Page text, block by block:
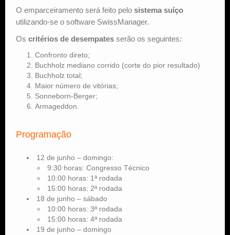
O emparceiramento será feito pelo sistema suíço
utilizando-se o software SwissManager.
Os critérios de desempates serão os seguintes:
Confronto direto;
Buchholz mediano corrido (corte do pior resultado)
Buchholz total;
Maior número de vitórias;
Sonneborn-Berger;
Armageddon.
Programação
12 de junho – domingo:
9:30 horas: Congresso Técnico
10:00 horas: 1ª rodada
15:00 horas: 2ª rodada
18 de junho – sábado
10:00 horas: 3ª rodada
15:00 horas: 4ª rodada
19 de junho – domingo